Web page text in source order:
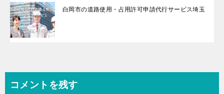
白岡市の道路使用・占用許可申請代行サービス埼玉
コメントを残す